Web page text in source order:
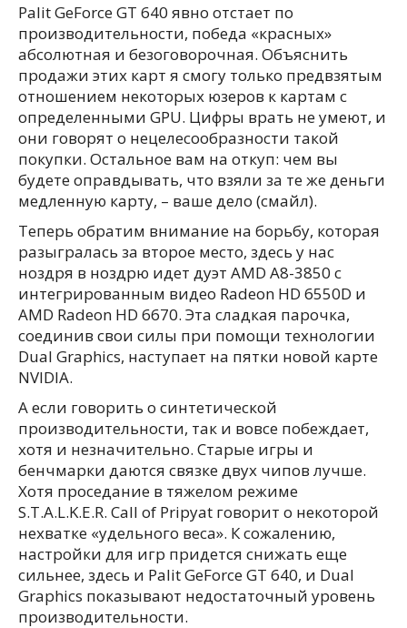
Palit GeForce GT 640 явно отстает по
производительности, победа «красных»
абсолютная и безоговорочная. Объяснить
продажи этих карт я смогу только предвзятым
отношением некоторых юзеров к картам с
определенными GPU. Цифры врать не умеют, и
они говорят о нецелесообразности такой
покупки. Остальное вам на откуп: чем вы
будете оправдывать, что взяли за те же деньги
медленную карту, – ваше дело (смайл).
Теперь обратим внимание на борьбу, которая
разыгралась за второе место, здесь у нас
ноздря в ноздрю идет дуэт AMD A8-3850 с
интегрированным видео Radeon HD 6550D и
AMD Radeon HD 6670. Эта сладкая парочка,
соединив свои силы при помощи технологии
Dual Graphics, наступает на пятки новой карте
NVIDIA.
А если говорить о синтетической
производительности, так и вовсе побеждает,
хотя и незначительно. Старые игры и
бенчмарки даются связке двух чипов лучше.
Хотя проседание в тяжелом режиме
S.T.A.L.K.E.R. Call of Pripyat говорит о некоторой
нехватке «удельного веса». К сожалению,
настройки для игр придется снижать еще
сильнее, здесь и Palit GeForce GT 640, и Dual
Graphics показывают недостаточный уровень
производительности.